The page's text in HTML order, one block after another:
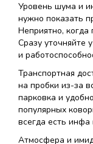
Уровень шума и
нужно показать
Неприятно,
Сразу уточняйте
и
Транспортная
на пробки из-за
парковка и
популярных
всегда есть инфа
Атмосфера и